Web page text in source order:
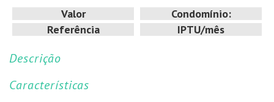
Valor
Referência
Condomínio:
IPTU/mês
Descrição
Características